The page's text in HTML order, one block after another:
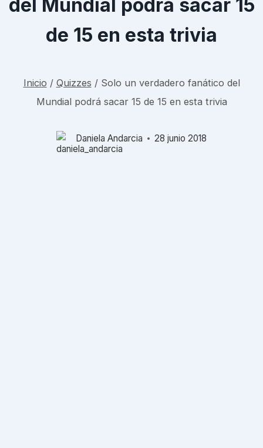
del Mundial podrá sacar 15
de 15 en esta trivia
Inicio / Quizzes / Solo un verdadero fanático del
Mundial podrá sacar 15 de 15 en esta trivia
Daniela Andarcia 28 junio 2018